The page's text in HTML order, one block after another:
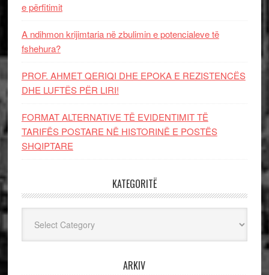
e përfitimit
A ndihmon krijimtaria në zbulimin e potencialeve të
fshehura?
PROF. AHMET QERIQI DHE EPOKA E REZISTENCЁS
DHE LUFTЁS PЁR LIRI!
FORMAT ALTERNATIVE TË EVIDENTIMIT TË
TARIFËS POSTARE NË HISTORINË E POSTËS
SHQIPTARE
KATEGORITË
ARKIV